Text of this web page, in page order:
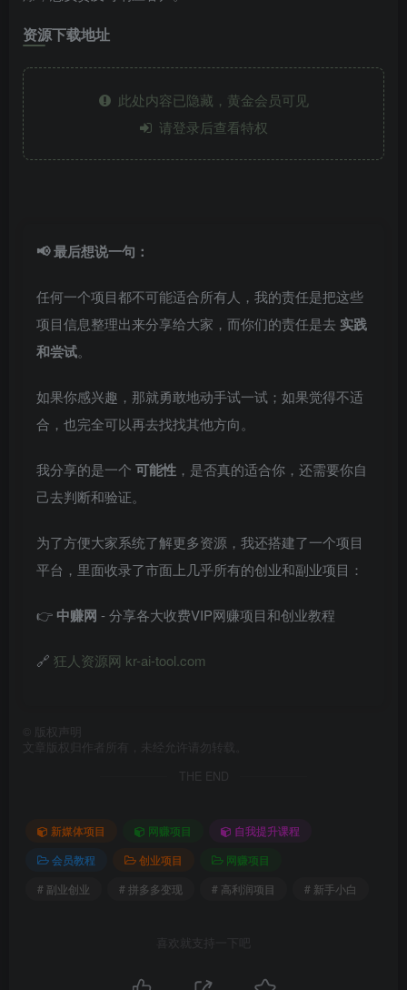
资源下载地址
此处内容已隐藏，黄金会员可见
请登录后查看特权
📢 最后想说一句：
任何一个项目都不可能适合所有人，我的责任是把这些
项目信息整理出来分享给大家，而你们的责任是去 实践
和尝试。
如果你感兴趣，那就勇敢地动手试一试；如果觉得不适
合，也完全可以再去找找其他方向。
我分享的是一个 可能性 ，是否真的适合你，还需要你自
己去判断和验证。
为了方便大家系统了解更多资源，我还搭建了一个项目
平台，里面收录了市面上几乎所有的创业和副业项目：
👉 中赚网 - 分享各大收费VIP网赚项目和创业教程
🔗 狂人资源网 kr-ai-tool.com
版权声明
文章版权归作者所有，未经允许请勿转载。
THE END
新媒体项目 网赚项目
自我提升课程
会员教程
创业项目
网赚项目
# 副业创业
# 拼多多变现 # 高利润项目 # 新手小白
喜欢就支持一下吧